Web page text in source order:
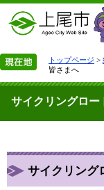
トップページ >
皆さまへ
サイクリングロー
サイクリング